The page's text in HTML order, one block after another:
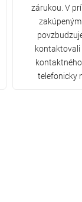
zárukou. V
telefonicky